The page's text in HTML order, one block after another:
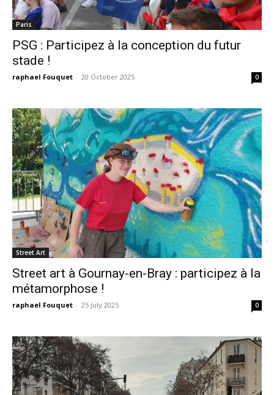
Paris
PSG : Participez à la conception du futur
stade !
raphael Fouquet - 20 October 2025 0
Street Art
Street art à Gournay-en-Bray : participez à la
métamorphose !
raphael Fouquet - 25 July 2025 0